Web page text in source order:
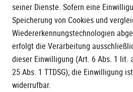
seiner Dienste. Sofern eine
Speicherung von Cookies und
Wiedererkennungstechnologien
erfolgt die Verarbeitung
dieser Einwilligung (Art. 6 Abs. 1 lit.
25 Abs. 1 TTDSG); die Einwilligung
widerrufbar.